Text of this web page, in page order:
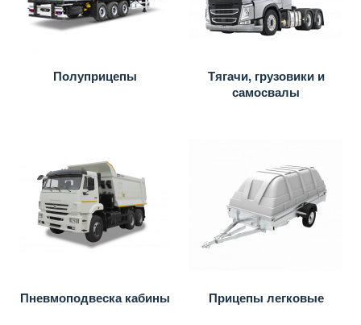
Полуприцепы
Тягачи, грузовики и
самосвалы
Пневмоподвеска кабины Прицепы легковые